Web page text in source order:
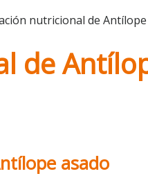
nutricional de Antílope
de
asado